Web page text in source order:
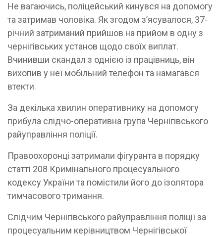
Не вагаючись, поліцейський кинувся на допомогу
та затримав чоловіка. Як згодом з’ясувалося, 37-
річний затриманий прийшов на прийом в одну з
чернігівських установ щодо своїх виплат.
Вчинивши скандал з однією із працівниць, він
вихопив у неї мобільний телефон та намагався
втекти.
За декілька хвилин оперативнику на допомогу
прибула слідчо-оперативна група Чернігівського
райуправління поліції.
Правоохоронці затримали фігуранта в порядку
статті 208 Кримінального процесуального
кодексу України та помістили його до ізолятора
тимчасового тримання.
Слідчим Чернігівського райуправління поліції за
процесуальним керівництвом Чернігівської